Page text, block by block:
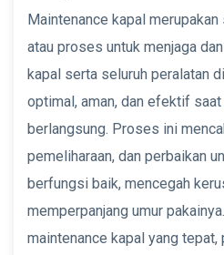
Maintenance kapal
atau proses untuk menjaga
kapal serta seluruh peralatan
optimal, aman, dan efektif
berlangsung. Proses ini
pemeliharaan, dan perbaikan
berfungsi baik, mencegah
memperpanjang umur
maintenance kapal yang tepat,